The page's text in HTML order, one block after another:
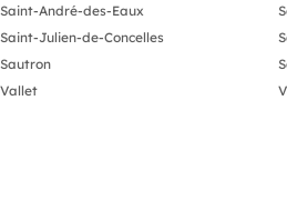
Saint-André-des-Eaux
Saint-Julien-de-Concelles
Sautron
Vallet